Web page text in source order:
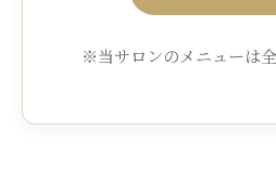
※当サロンのメニューは全